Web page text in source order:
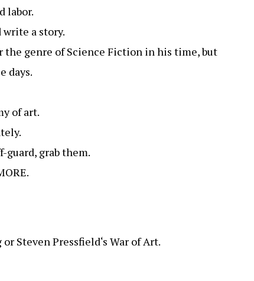
labor.
write a story.
the genre of Science Fiction in his time, but
days.
of art.
guard, grab them.
Steven Pressfield‘s War of Art.